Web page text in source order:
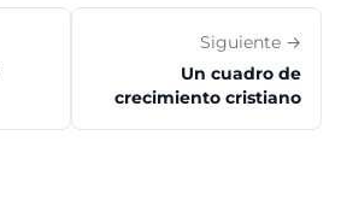
Siguiente →
Un cuadro de
crecimiento cristiano